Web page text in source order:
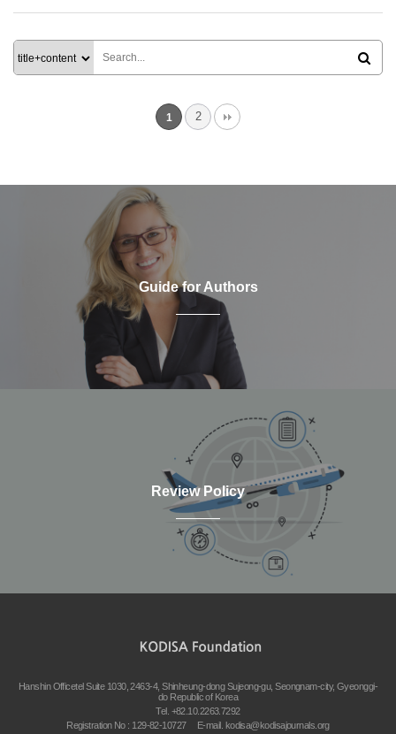
1 2
Guide for Authors
Review Policy
Hanshin Officetel Suite 1030, 2463-4, Shinheung-dong Sujeong-gu, Seongnam-city, Gyeonggi-
do Republic of Korea
Tel. +82.10.2263.7292
Registration No : 129-82-10727
E-mail. kodisa@kodisajournals.org